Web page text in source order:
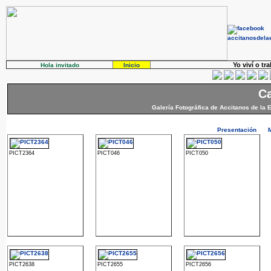
Hola invitado Inicio Yo viví o
Galería Fotográfica de Accitanos de la
Presentación
PICT2364 PICT046 PICT050
PICT2638 PICT2655 PICT2656